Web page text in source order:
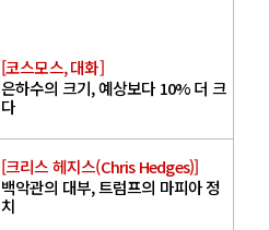
[코스모스, 대화]
은하수의 크기, 예상보다 10% 더 크
다
[크리스 헤지스(Chris Hedges)]
백악관의 대부, 트럼프의 마피아 정
치